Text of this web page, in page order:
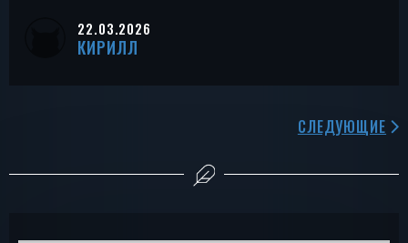
22.03.2026
КИРИЛЛ
СЛЕДУЮЩИЕ